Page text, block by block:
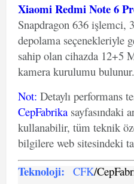
Xiaomi Redmi Note 6
Snapdragon 636 işlemci,
depolama seçenekleriyle
sahip olan cihazda 12+5
kamera kurulumu bulunur.
Not: Detaylı performans
CepFabrika sayfasındaki
kullanabilir, tüm teknik
bilgilere web sitesindeki
Teknoloji: CFK/